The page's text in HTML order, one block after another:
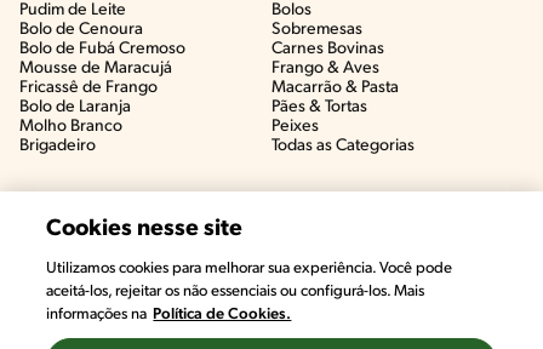
Pudim de Leite
Bolo de Cenoura
Bolo de Fubá Cremoso
Mousse de Maracujá
Fricassê de Frango
Bolo de Laranja
Molho Branco
Brigadeiro
Bolos
Sobremesas
Carnes Bovinas​
Frango & Aves​
Macarrão & Pasta​
Pães & Tortas​
Peixes
Todas as Categorias
Cookies nesse site
Utilizamos cookies para melhorar sua experiência. Você pode
aceitá-los, rejeitar os não essenciais ou configurá-los. Mais
informações na Política de Cookies.